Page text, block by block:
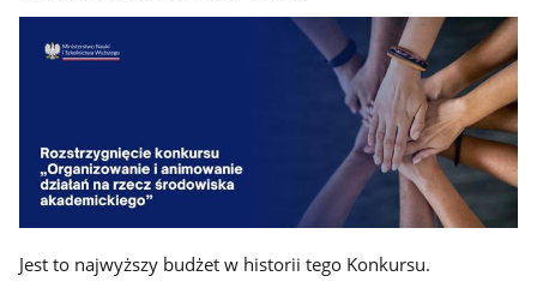
Jest to najwyższy budżet w historii tego Konkursu.